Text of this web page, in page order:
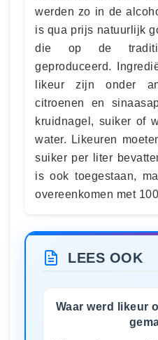
werden zo in de
is qua prijs natuurlijk
die op de
geproduceerd.
likeur zijn onder
citroenen en
kruidnagel, suiker of
water. Likeuren
suiker per liter
is ook toegestaan,
overeenkomen met
LEES OOK
Waar werd likeur